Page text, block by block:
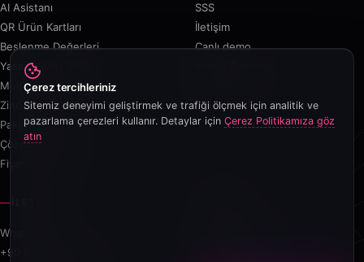
AI Asistanı
QR Ürün Kartları
Beslenme Değerleri
Yasa Uyumu 2026
Multi-outlet
Zincir Programı
Paket Servis
Çözüm Ortaklığı
Fiyatlandırma
SSS
İletişim
Canlı demo
WhatsApp
+90 505 900 91 82
Çerez tercihleriniz
Sitemiz deneyimi geliştirmek ve trafiği ölçmek için analitik ve
pazarlama çerezleri kullanır. Detaylar için Çerez Politikamıza göz
atın